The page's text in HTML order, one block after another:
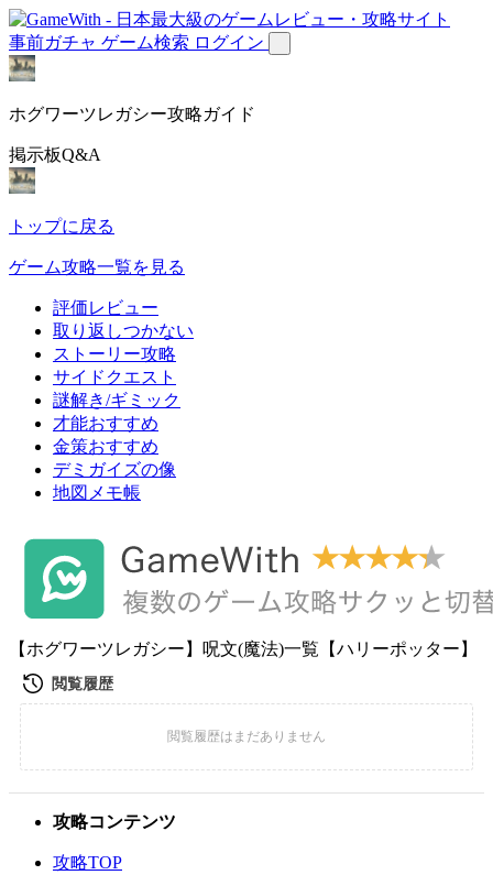
事前ガチャ ゲーム検索 ログイン
ホグワーツレガシー攻略ガイド
掲示板Q&A
トップに戻る
ゲーム攻略一覧を見る
評価レビュー
取り返しつかない
ストーリー攻略
サイドクエスト
謎解き/ギミック
才能おすすめ
金策おすすめ
デミガイズの像
地図メモ帳
【ホグワーツレガシー】呪文(魔法)一覧【ハリーポッター】
攻略コンテンツ
攻略TOP